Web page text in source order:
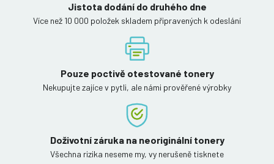
Jistota dodání do druhého dne
Více než 10 000 položek skladem připravených k odeslání
Pouze poctivě otestované tonery
Nekupujte zajíce v pytli, ale námi prověřené výrobky
Doživotní záruka na neoriginální tonery
Všechna rizika neseme my, vy nerušeně tisknete